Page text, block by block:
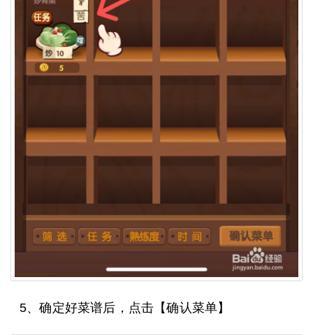
5、确定好菜谱后，点击【确认菜单】